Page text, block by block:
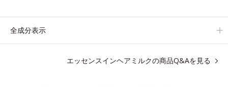
は乾いた髪）に、毛先を中心になじませます。 ドライヤーの熱
全成分表示
エッセンスインヘアミルクの商品Q&Aを見る